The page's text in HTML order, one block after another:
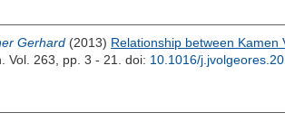
Gerhard (2013) Relationship between
Vol. 263, pp. 3 - 21. doi: 10.1016/